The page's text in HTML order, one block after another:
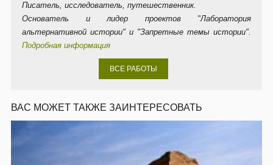
Писатель, исследователь, путешественник.
Основатель и лидер проектов "Лаборатория
альтернативной истории" и "Запретные темы истории".
Подробная информация
ВСЕ РАБОТЫ
ВАС МОЖЕТ ТАКЖЕ ЗАИНТЕРЕСОВАТЬ